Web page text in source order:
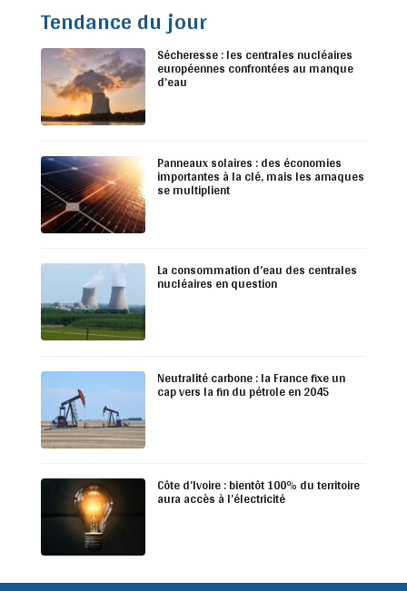
Tendance du jour
Sécheresse : les centrales nucléaires
européennes confrontées au manque
d’eau
Panneaux solaires : des économies
importantes à la clé, mais les arnaques
se multiplient
La consommation d’eau des centrales
nucléaires en question
Neutralité carbone : la France fixe un
cap vers la fin du pétrole en 2045
Côte d’Ivoire : bientôt 100% du territoire
aura accès à l’électricité